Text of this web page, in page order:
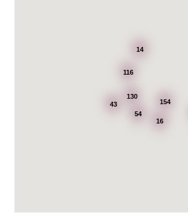
154
130
116
16
43
54
14